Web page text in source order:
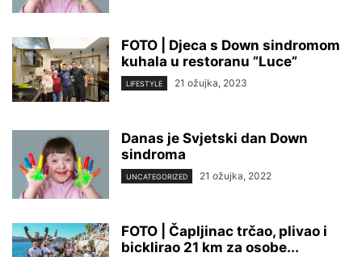
FOTO | Djeca s Down sindromom
kuhala u restoranu ”Luce”
LIFESTYLE 21 ožujka, 2023
Danas je Svjetski dan Down
sindroma
UNCATEGORIZED 21 ožujka, 2022
FOTO | Čapljinac trčao, plivao i
bicklirao 21 km za osobe...